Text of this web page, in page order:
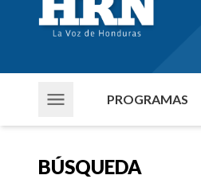
PROGRAMAS
BÚSQUEDA